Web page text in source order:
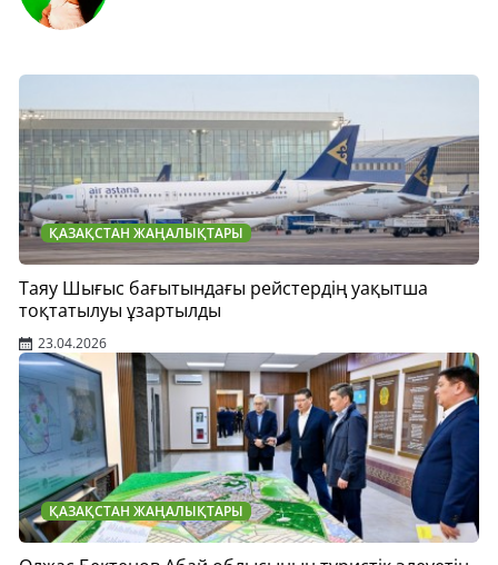
ҚАЗАҚСТАН ЖАҢАЛЫҚТАРЫ
Таяу Шығыс бағытындағы рейстердің уақытша
тоқтатылуы ұзартылды
23.04.2026
ҚАЗАҚСТАН ЖАҢАЛЫҚТАРЫ